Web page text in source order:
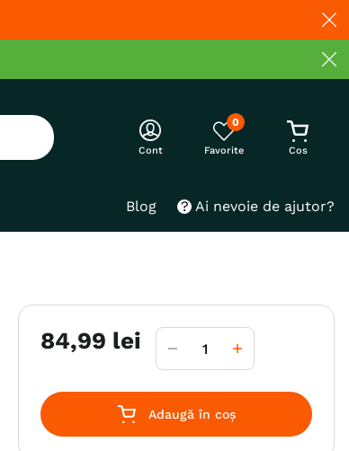
Cont
0
Blog Ai nevoie de ajutor?
84,99 lei
Adaugă în coș